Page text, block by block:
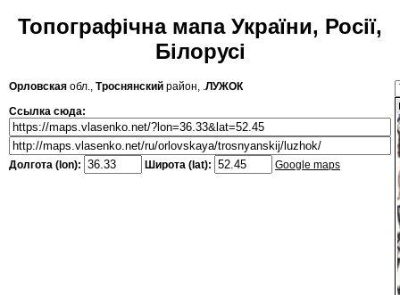
Топографічна мапа України, Росії,
Білорусі
Орловская обл., Троснянский район, .ЛУЖОК
Ссылка сюда:
Долгота (lon): Широта (lat): Google maps